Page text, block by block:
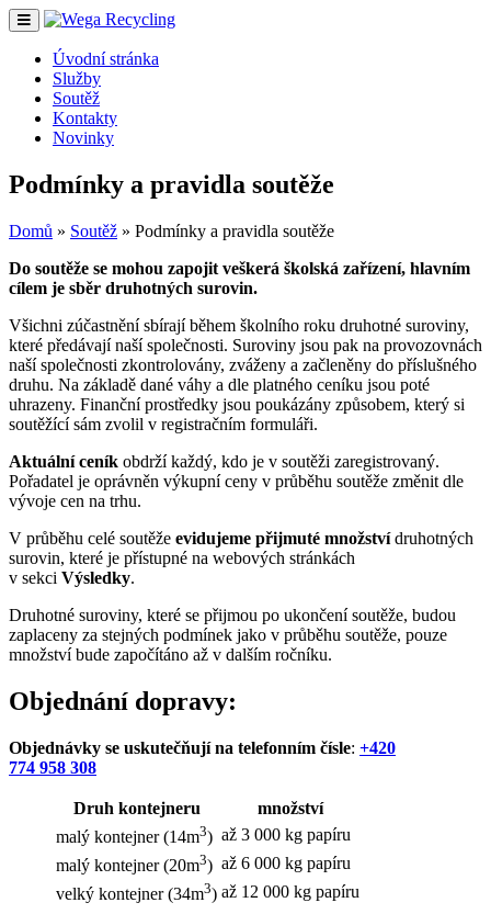
Úvodní stránka
Služby
Soutěž
Kontakty
Novinky
Podmínky a pravidla soutěže
Domů » Soutěž » Podmínky a pravidla soutěže
Do soutěže se mohou zapojit veškerá školská zařízení, hlavním
cílem je sběr druhotných surovin.
Všichni zúčastnění sbírají během školního roku druhotné suroviny,
které předávají naší společnosti. Suroviny jsou pak na provozovnách
naší společnosti zkontrolovány, zváženy a začleněny do příslušného
druhu. Na základě dané váhy a dle platného ceníku jsou poté
uhrazeny. Finanční prostředky jsou poukázány způsobem, který si
soutěžící sám zvolil v registračním formuláři.
Aktuální ceník obdrží každý, kdo je v soutěži zaregistrovaný.
Pořadatel je oprávněn výkupní ceny v průběhu soutěže změnit dle
vývoje cen na trhu.
V průběhu celé soutěže evidujeme přijmuté množstvídruhotných
surovin, které je přístupné na webových stránkách
v sekci Výsledky.
Druhotné suroviny, které se přijmou po ukončení soutěže, budou
zaplaceny za stejných podmínek jako v průběhu soutěže, pouze
množství bude započítáno až v dalším ročníku.
Objednání dopravy:
Objednávky se uskutečňují na telefonním čísle: +420
774 958 308
Druh kontejneru
množství
malý kontejner (14m3) až 3 000 kg papíru
malý kontejner (20m3) až 6 000 kg papíru
velký kontejner (34m3) až 12 000 kg papíru